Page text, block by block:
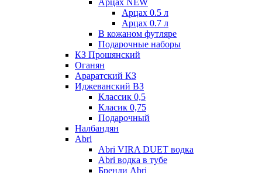
Арцах NEW
Арцах 0.5 л
Арцах 0.7 л
В кожаном футляре
Подарочные наборы
КЗ Прошянский
Оганян
Араратский КЗ
Иджеванский ВЗ
Классик 0,5
Класик 0,75
Подарочный
Налбандян
Abri
Abri VIRA DUET водка
Abri водка в тубе
Бренди Abri